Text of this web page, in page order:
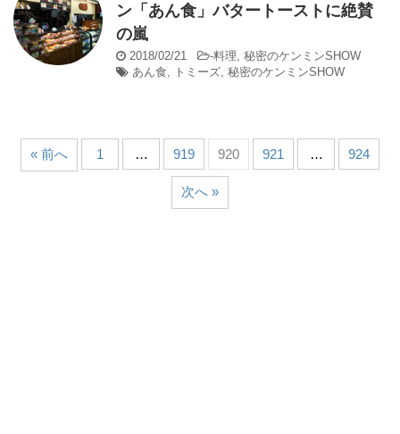
ン「あん食」バタートーストに絶賛
の嵐
2018/02/21 -料理 秘密のケンミンSHOW
あん食
トミーズ 秘密のケンミンSHOW
« 前へ 1 … 919 920 921 … 924
次へ »